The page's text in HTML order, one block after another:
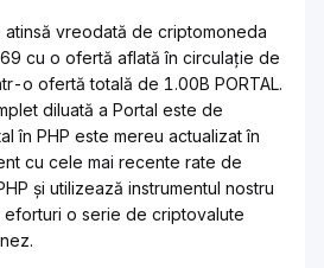
atinsă vreodată de criptomoneda
cu o ofertă aflată în circulație de
o ofertă totală de 1.00B PORTAL.
diluată a Portal este de
în PHP este mereu actualizat în
cu cele mai recente rate de
și utilizează instrumentul nostru
o serie de criptovalute